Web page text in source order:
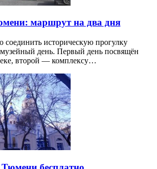
маршрут на два дня
историческую прогулку
день. Первый день посвящён
второй — комплексу…